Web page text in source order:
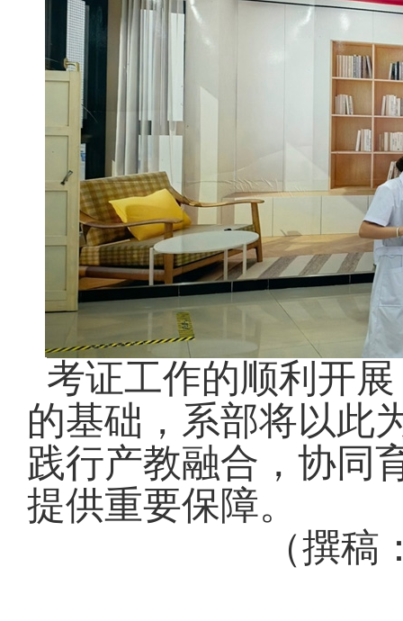
考证工作的顺利开
的基础，系部将以此
践行产教融合，协同
提供重要保障。
（撰